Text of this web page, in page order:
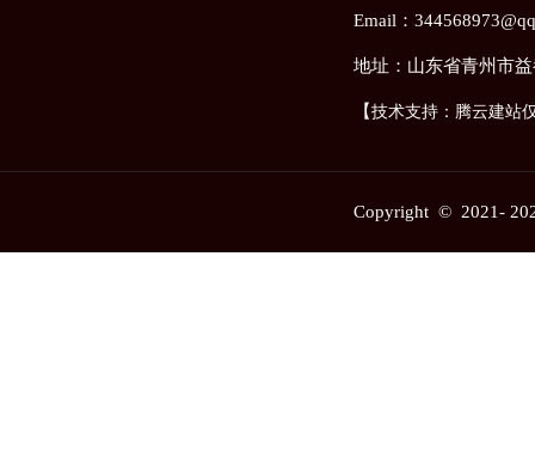
Email：
地址：山东省青州市
【 技术支持：腾云建站
Copyright © 2021-